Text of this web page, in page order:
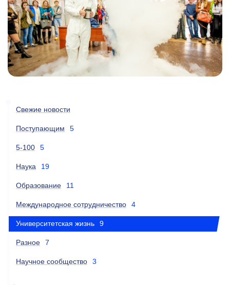
Свежие новости
Поступающим 5
5-100 5
Наука 19
Образование 11
Международное сотрудничество 4
Университетская жизнь 9
Разное 7
Научное сообщество 3